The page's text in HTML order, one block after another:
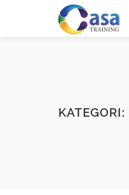
KATEGORI: